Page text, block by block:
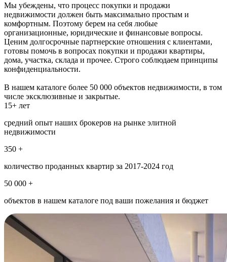
Мы убеждены, что процесс покупки и продажи
недвижимости должен быть максимально простым и
комфортным. Поэтому берем на себя любые
организационные, юридические и финансовые вопросы.
Ценим долгосрочные партнерские отношения с клиентами,
готовы помочь в вопросах покупки и продажи квартиры,
дома, участка, склада и прочее. Строго соблюдаем принципы
конфиденциальности.
В нашем каталоге более 50 000 объектов недвижимости, в том
числе эксклюзивные и закрытые.
15+ лет
средний опыт наших брокеров на рынке элитной
недвижимости
350 +
количество проданных квартир за 2017-2024 год
50 000 +
объектов в нашем каталоге под ваши пожелания и бюджет